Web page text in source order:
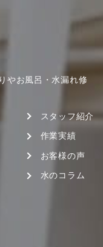
やお風呂・水漏れ修
スタッフ紹介
作業実績
お客様の声
水のコラム